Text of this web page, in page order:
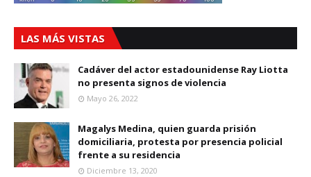
LAS MÁS VISTAS
Cadáver del actor estadounidense Ray Liotta
no presenta signos de violencia
Mayo 26, 2022
Magalys Medina, quien guarda prisión
domiciliaria, protesta por presencia policial
frente a su residencia
Diciembre 13, 2020